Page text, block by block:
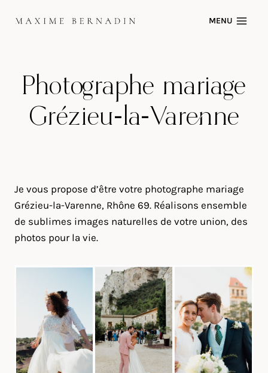
MENU
Photographe mariage
Grézieu-la-Varenne
Je vous propose d’être votre photographe mariage
Grézieu-la-Varenne, Rhône 69. Réalisons ensemble
de sublimes images naturelles de votre union, des
photos pour la vie.